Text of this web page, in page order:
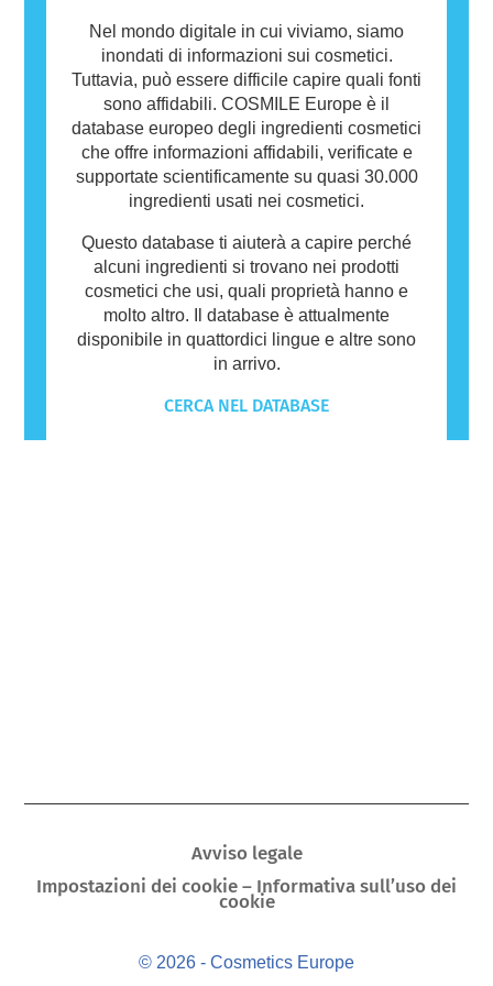
Nel mondo digitale in cui viviamo, siamo
inondati di informazioni sui cosmetici.
Tuttavia, può essere difficile capire quali fonti
sono affidabili. COSMILE Europe è il
database europeo degli ingredienti cosmetici
che offre informazioni affidabili, verificate e
supportate scientificamente su quasi 30.000
ingredienti usati nei cosmetici.
Questo database ti aiuterà a capire perché
alcuni ingredienti si trovano nei prodotti
cosmetici che usi, quali proprietà hanno e
molto altro. Il database è attualmente
disponibile in quattordici lingue e altre sono
in arrivo.
CERCA NEL DATABASE
Avviso legale
Impostazioni dei cookie – Informativa sull’uso dei
cookie
© 2026 - Cosmetics Europe